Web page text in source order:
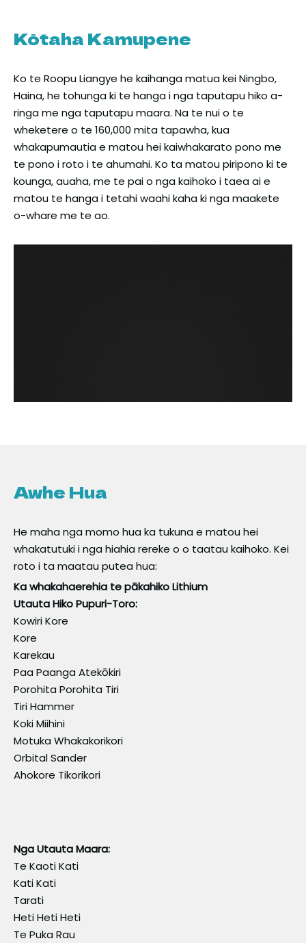
Kōtaha Kamupene
Ko te Roopu Liangye he kaihanga matua kei Ningbo,
Haina, he tohunga ki te hanga i nga taputapu hiko a-
ringa me nga taputapu maara. Na te nui o te
wheketere o te 160,000 mita tapawha, kua
whakapumautia e matou hei kaiwhakarato pono me
te pono i roto i te ahumahi. Ko ta matou piripono ki te
kounga, auaha, me te pai o nga kaihoko i taea ai e
matou te hanga i tetahi waahi kaha ki nga maakete
o-whare me te ao.
Awhe Hua
He maha nga momo hua ka tukuna e matou hei
whakatutuki i nga hiahia rereke o o taatau kaihoko. Kei
roto i ta maatau putea hua:
Ka whakahaerehia te pākahiko Lithium
Utauta Hiko Pupuri-Toro:
Kowiri Kore
Kore
Karekau
Paa Paanga Atekōkiri
Porohita Porohita Tiri
Tiri Hammer
Koki Miihini
Motuka Whakakorikori
Orbital Sander
Ahokore Tikorikori
Nga Utauta Maara:
Te Kaoti Kati
Kati Kati
Tarati
Heti Heti Heti
Te Puka Rau